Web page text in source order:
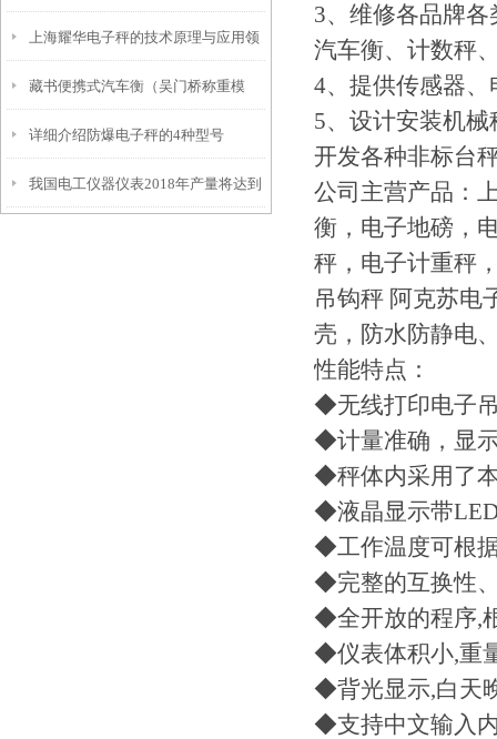
上海耀华电子秤的技术原理与应用领
域
藏书便携式汽车衡（吴门桥称重模
块）友新地磅维修
详细介绍防爆电子秤的4种型号
我国电工仪器仪表2018年产量将达到
3、维修各品牌
汽车衡、计数秤
4、提供传感器
5、设计安装机
开发各种非标台
公司主营产品：
衡，电子地磅，
秤，电子计重秤
吊钩秤 阿克苏电
壳，防水防静电
性能特点：
◆无线打印电子
◆计量准确，显
◆秤体内采用了
◆液晶显示带
◆工作温度可根
◆完整的互换性
◆全开放的程序,
◆仪表体积小,重
◆背光显示,白天
◆支持中文输入